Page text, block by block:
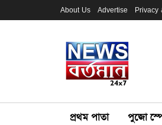
About Us Advertise Privacy
প্রথম পাতা পুজো